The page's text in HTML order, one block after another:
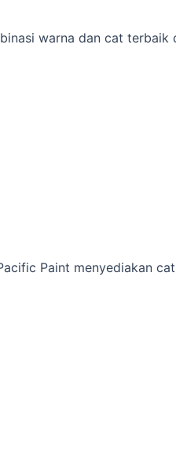
warna dan cat
Paint menyediakan